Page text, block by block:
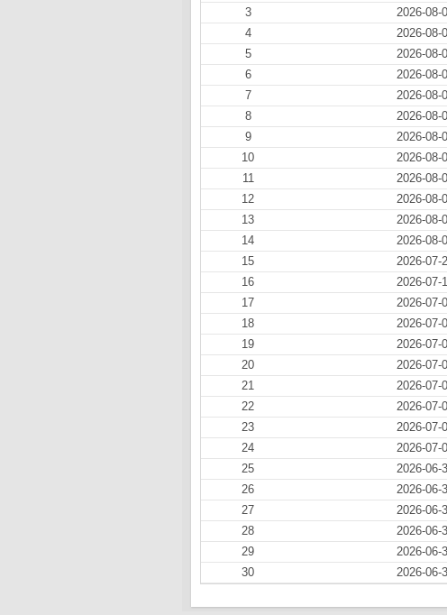
3
2026-08-
4
2026-08-
5
2026-08-
6
2026-08-
7
2026-08-
8
2026-08-
9
2026-08-
10
2026-08-
11
2026-08-
12
2026-08-
13
2026-08-
14
2026-08-
15
2026-07-
16
2026-07-
17
2026-07-
18
2026-07-
19
2026-07-
20
2026-07-
21
2026-07-
22
2026-07-
23
2026-07-
24
2026-07-
25
2026-06-
26
2026-06-
27
2026-06-
28
2026-06-
29
2026-06-
30
2026-06-